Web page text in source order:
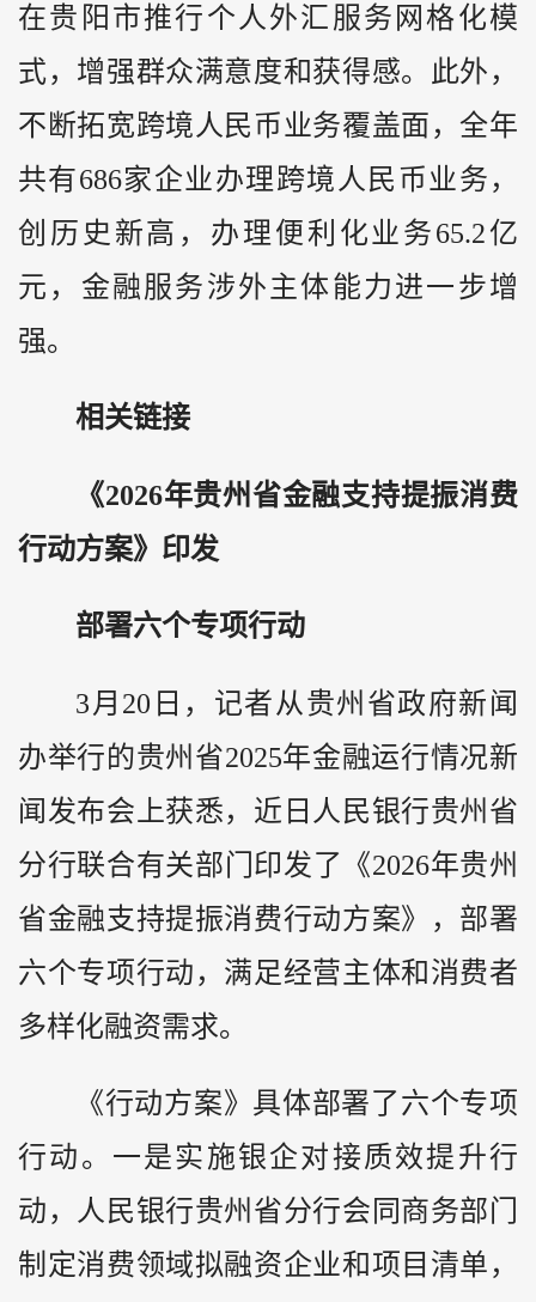
在贵阳市推行个人外汇服务网格化模
式，增强群众满意度和获得感。此外，
不断拓宽跨境人民币业务覆盖面，全年
共有686家企业办理跨境人民币业务，
创历史新高，办理便利化业务65.2亿
元，金融服务涉外主体能力进一步增
强。
相关链接
《2026年贵州省金融支持提振消费
行动方案》印发
部署六个专项行动
3月20日，记者从贵州省政府新闻
办举行的贵州省2025年金融运行情况新
闻发布会上获悉，近日人民银行贵州省
分行联合有关部门印发了《2026年贵州
省金融支持提振消费行动方案》，部署
六个专项行动，满足经营主体和消费者
多样化融资需求。
《行动方案》具体部署了六个专项
行动。一是实施银企对接质效提升行
动，人民银行贵州省分行会同商务部门
制定消费领域拟融资企业和项目清单，